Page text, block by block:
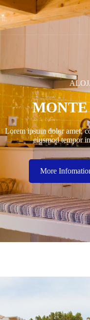
Lorem ipsum dolor amet,
eiusmod tempor
More